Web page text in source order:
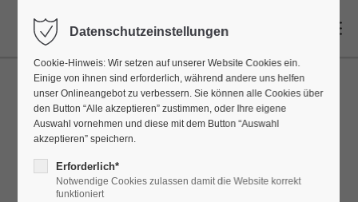
Datenschutzeinstellungen
Cookie-Hinweis: Wir setzen auf unserer Website Cookies ein.
Einige von ihnen sind erforderlich, während andere uns helfen
unser Onlineangebot zu verbessern. Sie können alle Cookies über
den Button “Alle akzeptieren” zustimmen, oder Ihre eigene
Auswahl vornehmen und diese mit dem Button “Auswahl
akzeptieren” speichern.
Erforderlich*
Notwendige Cookies zulassen damit die Website korrekt
funktioniert